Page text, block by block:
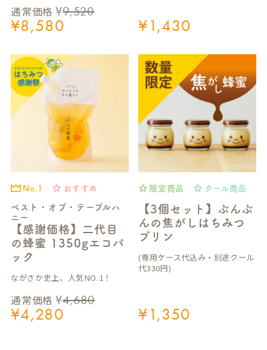
通常価格 ¥9,520
¥8,580 ¥1,430
ベスト・オブ・テーブルハ
ニー
【感謝価格】二代目
の蜂蜜 1350gエコパ
ック
No.1 おすすめ
通常価格 ¥4,680
¥4,280
ながさか史上、人気NO.1！
【3個セット】ぶんぶ
んの焦がしはちみつ
プリン
限定商品 クール商品
¥1,350
(専用ケース代込み・別途クール
代330円)